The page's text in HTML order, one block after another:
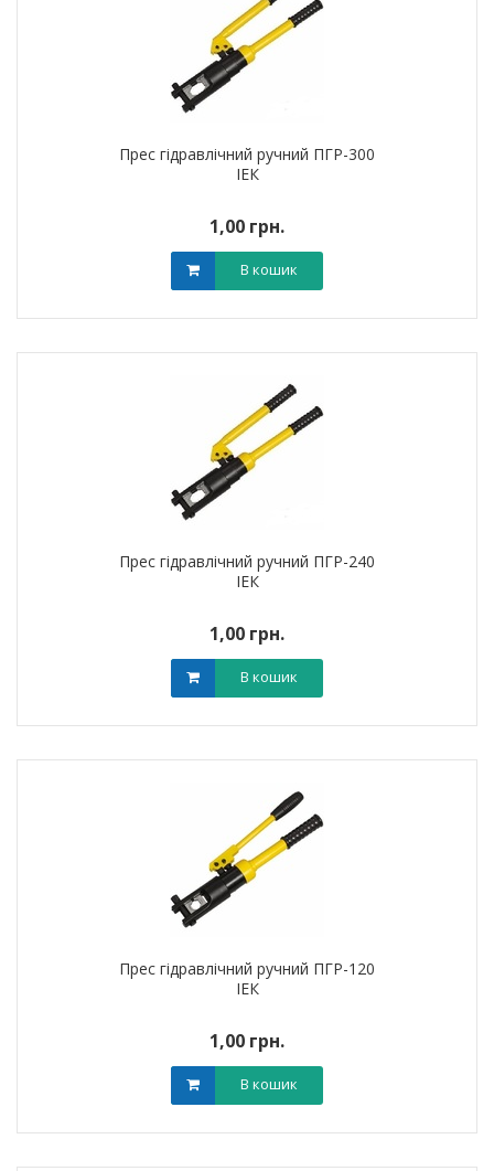
Прес гідравлічний ручний ПГР-300
ІЕК
1,00 грн.
В кошик
Прес гідравлічний ручний ПГР-240
ІЕК
1,00 грн.
В кошик
Прес гідравлічний ручний ПГР-120
ІЕК
1,00 грн.
В кошик